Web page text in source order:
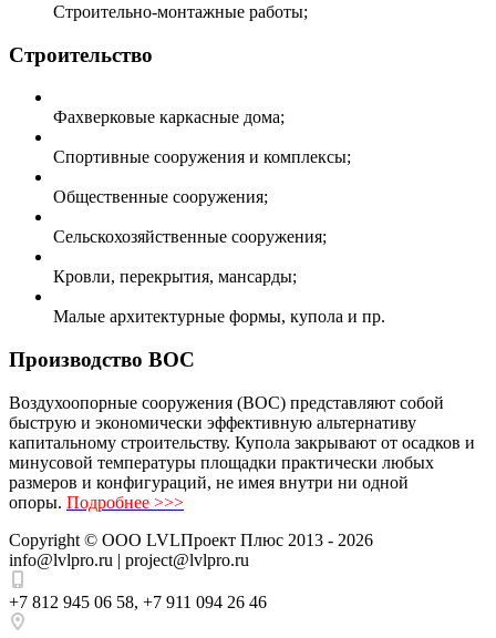
Строительно-монтажные работы;
Строительство
Фахверковые каркасные дома;
Спортивные сооружения и комплексы;
Общественные сооружения;
Сельскохозяйственные сооружения;
Кровли, перекрытия, мансарды;
Малые архитектурные формы, купола и пр.
Производство ВОС
Воздухоопорные сооружения (ВОС) представляют собой
быструю и экономически эффективную альтернативу
капитальному строительству. Купола закрывают от осадков и
минусовой температуры площадки практически любых
размеров и конфигураций, не имея внутри ни одной
опоры. Подробнее >>>
Copyright © ООО LVLПроект Плюс 2013 - 2026
info@lvlpro.ru | project@lvlpro.ru
+7 812 945 06 58, +7 911 094 26 46